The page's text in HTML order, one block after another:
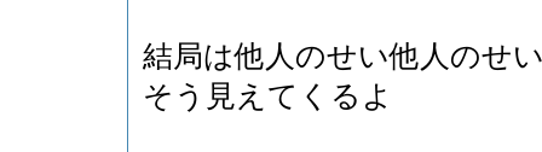
結局は他人のせい他人のせ
そう見えてくるよ